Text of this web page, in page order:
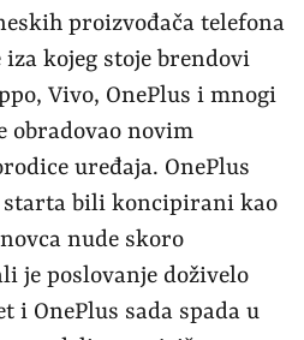
proizvođača telefona
kojeg stoje brendovi
Vivo, OnePlus i mnogi
obradovao novim
uređaja. OnePlus
starta bili koncipirani kao
nude skoro
je poslovanje doživelo
i OnePlus sada spada u